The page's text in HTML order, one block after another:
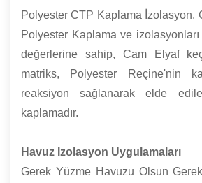
Polyester CTP Kaplama İzolasyon.
Polyester Kaplama ve
değerlerine sahip, Cam Elyaf
matriks, Polyester Reçine'nin
reaksiyon sağlanarak elde
kaplamadır.
Havuz Izolasyon Uygulamaları
Gerek Yüzme Havuzu Olsun